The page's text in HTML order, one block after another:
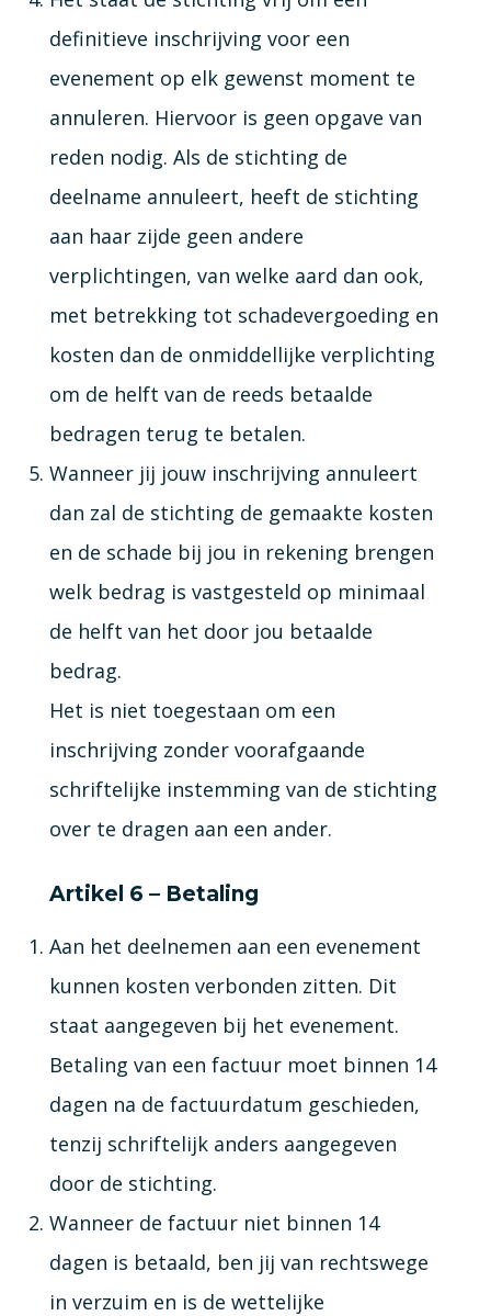
definitieve inschrijving voor een
evenement op elk gewenst moment te
annuleren. Hiervoor is geen opgave van
reden nodig. Als de stichting de
deelname annuleert, heeft de stichting
aan haar zijde geen andere
verplichtingen, van welke aard dan ook,
met betrekking tot schadevergoeding en
kosten dan de onmiddellijke verplichting
om de helft van de reeds betaalde
bedragen terug te betalen.
Wanneer jij jouw inschrijving annuleert
dan zal de stichting de gemaakte kosten
en de schade bij jou in rekening brengen
welk bedrag is vastgesteld op minimaal
de helft van het door jou betaalde
bedrag.
Het is niet toegestaan om een
inschrijving zonder voorafgaande
schriftelijke instemming van de stichting
over te dragen aan een ander.
Artikel 6 – Betaling
Aan het deelnemen aan een evenement
kunnen kosten verbonden zitten. Dit
staat aangegeven bij het evenement.
Betaling van een factuur moet binnen 14
dagen na de factuurdatum geschieden,
tenzij schriftelijk anders aangegeven
door de stichting.
Wanneer de factuur niet binnen 14
dagen is betaald, ben jij van rechtswege
in verzuim en is de wettelijke